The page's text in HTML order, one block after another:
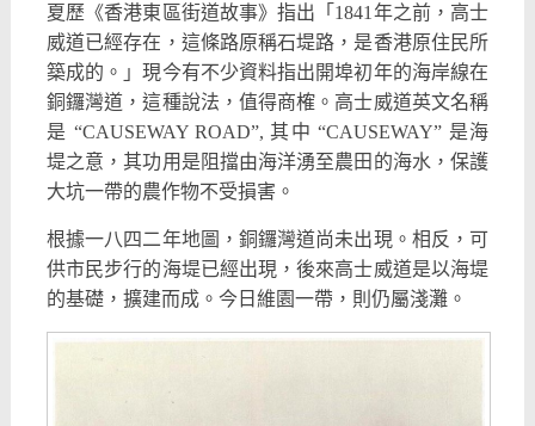
夏歷《香港東區街道故事》指出「1841年之前，高士
威道已經存在，這條路原稱石堤路，是香港原住民所
築成的。」現今有不少資料指出開埠初年的海岸線在
銅鑼灣道，這種說法，值得商榷。高士威道英文名稱
是 “CAUSEWAY ROAD”, 其中 “CAUSEWAY” 是海
堤之意，其功用是阻擋由海洋湧至農田的海水，保護
大坑一帶的農作物不受損害。
根據一八四二年地圖，銅鑼灣道尚未出現。相反，可
供市民步行的海堤已經出現，後來高士威道是以海堤
的基礎，擴建而成。今日維園一帶，則仍屬淺灘。